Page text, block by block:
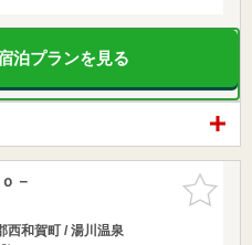
泊プランを見る
お気に入
りに追加
－
西和賀町 / 湯川温泉